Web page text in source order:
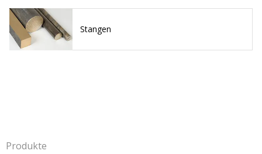
Stangen
Produkte